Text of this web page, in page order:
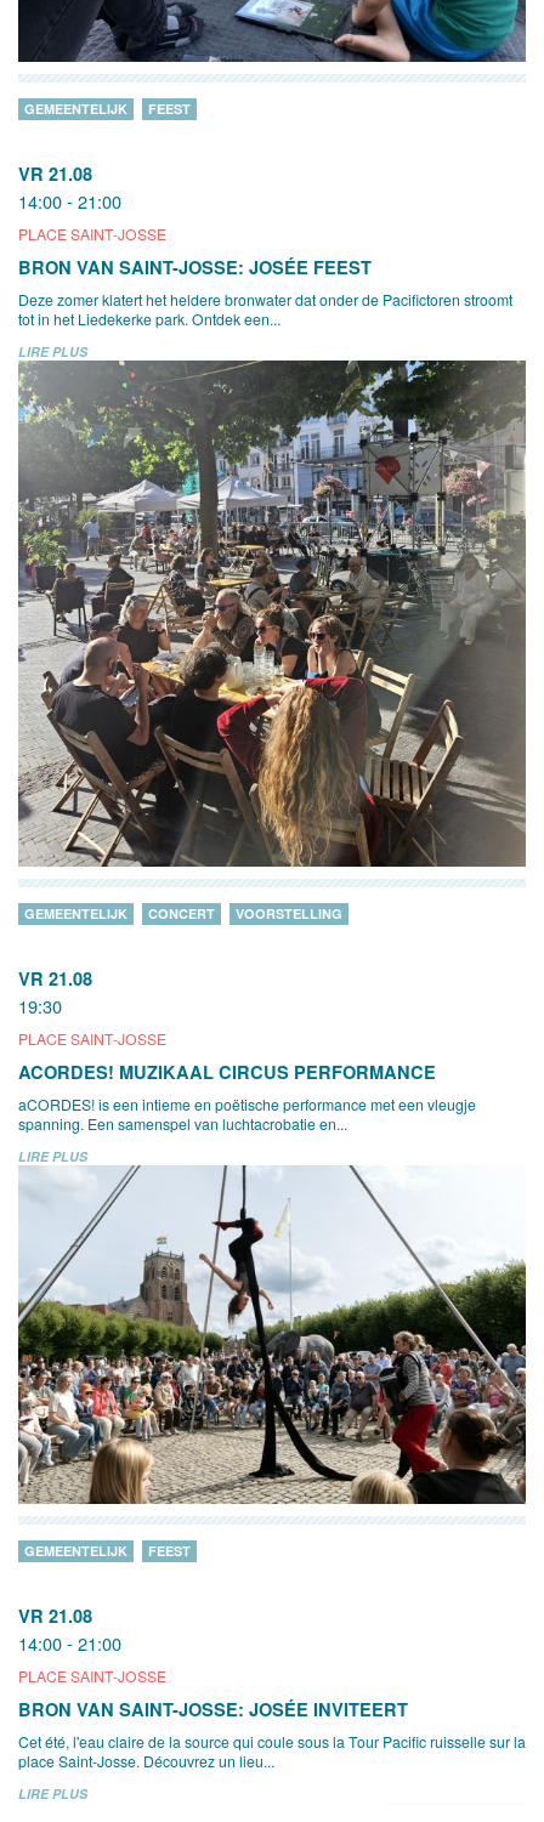
VR 21.08
14:00 - 21:00
PLACE SAINT-JOSSE
GEMEENTELIJK FEEST
BRON VAN SAINT-JOSSE: JOSÉE FEEST
Deze zomer klatert het heldere bronwater dat onder de Pacifictoren stroomt
tot in het Liedekerke park. Ontdek een...
LIRE PLUS
VR 21.08
19:30
PLACE SAINT-JOSSE
GEMEENTELIJK CONCERT VOORSTELLING
ACORDES! MUZIKAAL CIRCUS PERFORMANCE
aCORDES! is een intieme en poëtische performance met een vleugje
spanning. Een samenspel van luchtacrobatie en...
LIRE PLUS
VR 21.08
14:00 - 21:00
PLACE SAINT-JOSSE
GEMEENTELIJK FEEST
BRON VAN SAINT-JOSSE: JOSÉE INVITEERT
Cet été, l'eau claire de la source qui coule sous la Tour Pacific ruisselle sur la
place Saint-Josse. Découvrez un lieu...
LIRE PLUS